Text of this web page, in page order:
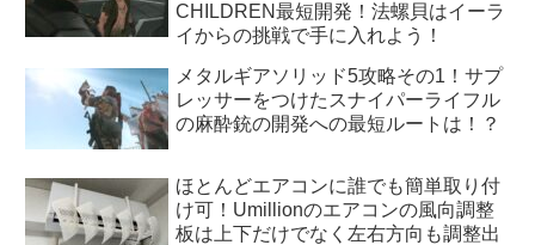
CHILDREN最短開発！法螺貝はイーラ
イからの挑戦で手に入れよう！
メタルギアソリッド5攻略その1！サプ
レッサーをつけたスナイパーライフル
の麻酔銃の開発への最短ルートは！？
ほとんどエアコンに誰でも簡単取り付
け可！Umillionのエアコンの風向調整
板は上下だけでなく左右方向も調整出